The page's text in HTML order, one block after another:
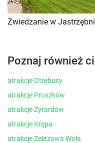
Zwiedzanie w
Poznaj również
atrakcje Otrębusy
atrakcje Pruszków
atrakcje Żyrardów
atrakcje Krępa
atrakcje Żelazowa Wola